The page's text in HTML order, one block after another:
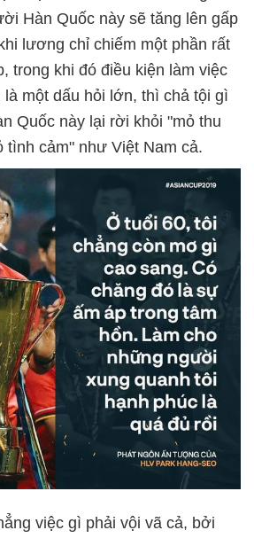
Hàn Quốc này sẽ tăng lên gấp
lương chỉ chiếm một phần rất
trong khi đó điều kiện làm việc
một dấu hỏi lớn, thì chả tội gì
Quốc này lại rời khỏi "mỏ thu
tình cảm" như Việt Nam cả.
việc gì phải vội vã cả, bởi